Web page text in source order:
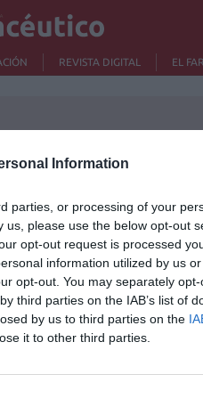
Information
parties, or processing of your
please use the below opt-out
opt-out request is processed
information utilized by us
opt-out. You may separately
third parties on the IAB’s list of
by us to third parties on the
it to other third parties.
REVISTA DIGITAL EL
las
firmado entre el
la factura
de este año, que
Lo